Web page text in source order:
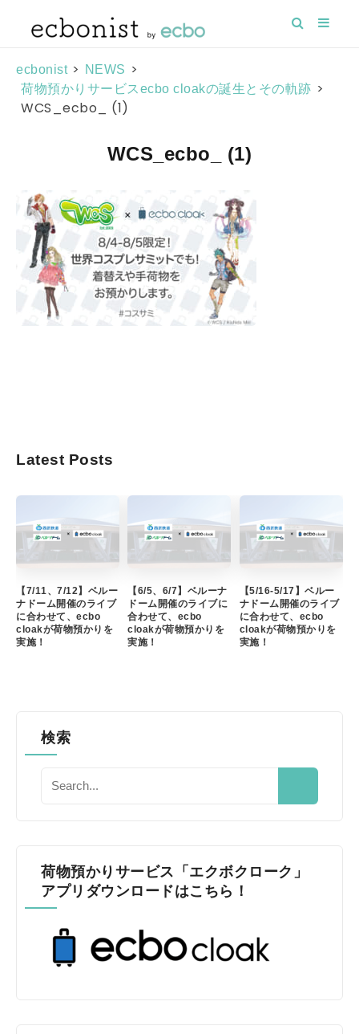
ecbonist > NEWS >
荷物預かりサービスecbo cloakの誕生とその軌跡 >
WCS_ecbo_ (1)
WCS_ecbo_ (1)
Latest Posts
【7/11、7/12】ベルー
ナドーム開催のライブ
に合わせて、ecbo
cloakが荷物預かりを
実施！
【6/5、6/7】ベルーナ
ドーム開催のライブに
合わせて、ecbo
cloakが荷物預かりを
実施！
【5/16-5/17】ベルー
ナドーム開催のライブ
に合わせて、ecbo
cloakが荷物預かりを
実施！
検索
荷物預かりサービス「エクボクローク」
アプリダウンロードはこちら！